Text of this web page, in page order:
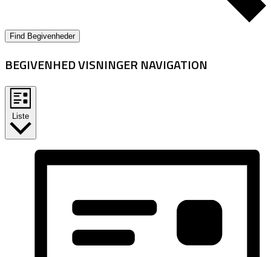
Find Begivenheder
BEGIVENHED VISNINGER NAVIGATION
Liste